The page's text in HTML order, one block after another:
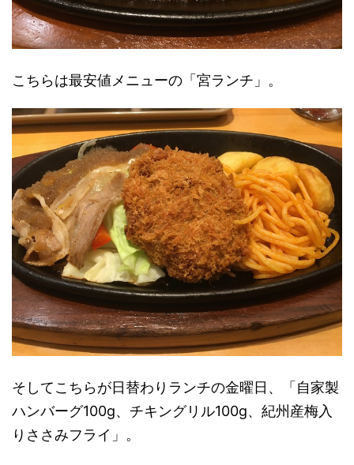
こちらは最安値メニューの「宮ランチ」。
そしてこちらが日替わりランチの金曜日、「自家製
ハンバーグ100g、チキングリル100g、紀州産梅入
りささみフライ」。